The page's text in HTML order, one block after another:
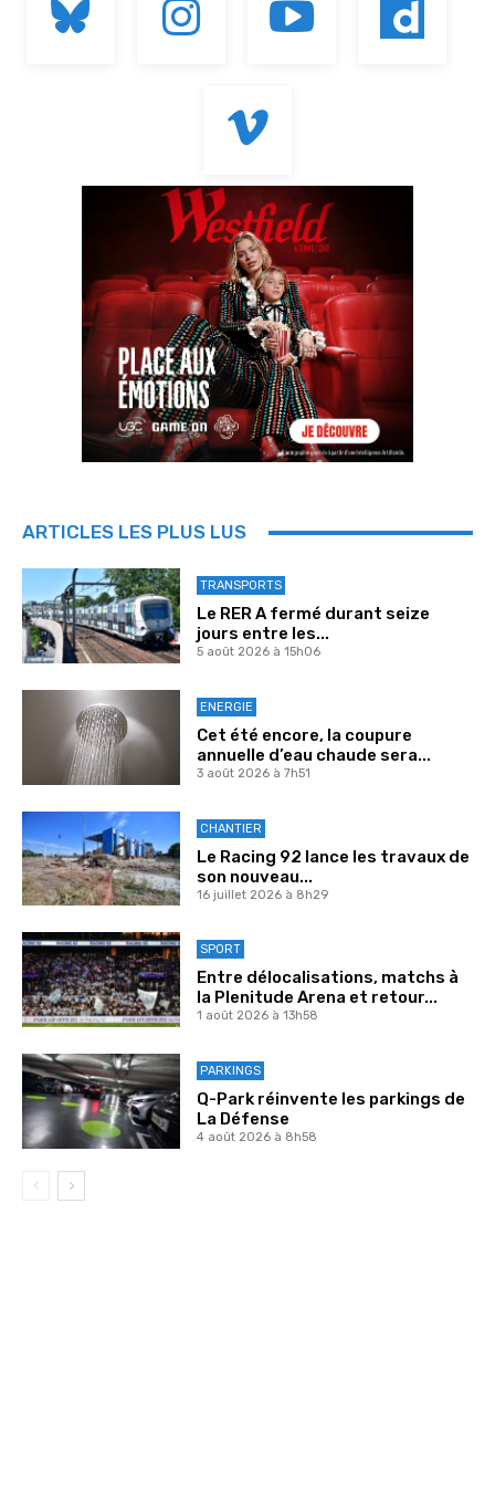
ARTICLES LES PLUS LUS
TRANSPORTS
Le RER A fermé durant seize
jours entre les...
5 août 2026 à 15h06
ENERGIE
Cet été encore, la coupure
annuelle d’eau chaude sera...
3 août 2026 à 7h51
CHANTIER
Le Racing 92 lance les travaux de
son nouveau...
16 juillet 2026 à 8h29
SPORT
Entre délocalisations, matchs à
la Plenitude Arena et retour...
1 août 2026 à 13h58
PARKINGS
Q-Park réinvente les parkings de
La Défense
4 août 2026 à 8h58